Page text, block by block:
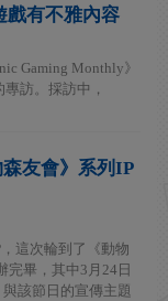
戲有不雅內容
Gaming Monthly》
訪。採訪中，
友會》系列IP
這次輪到了《動物
完畢，其中3月24日
該節日的宣傳主題